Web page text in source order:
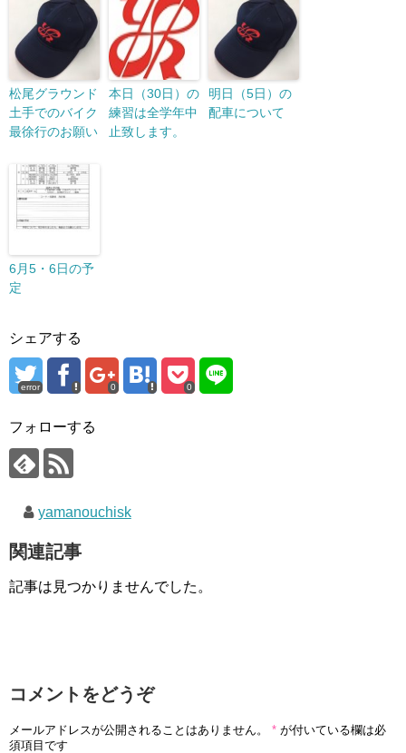
松尾グラウンド
土手でのバイク
最徐行のお願い
本日（30日）の
練習は全学年中
止致します。
明日（5日）の
配車について
6月5・6日の予
定
シェアする
error 0 0
フォローする
yamanouchisk
関連記事
記事は見つかりませんでした。
コメントをどうぞ
メールアドレスが公開されることはありません。 * が付いている欄は必
須項目です